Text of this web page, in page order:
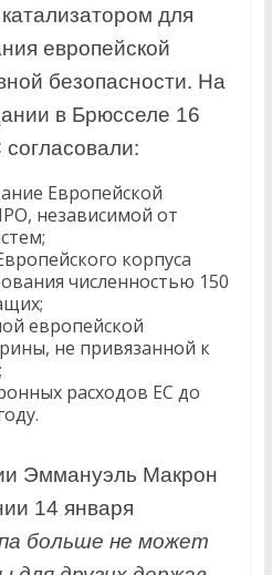
для
европейской
безопасности. На
в Брюсселе 16
Европейской
независимой от
корпуса
численностью 150
европейской
не привязанной к
расходов ЕС до
Эммануэль Макрон
14 января
больше не может